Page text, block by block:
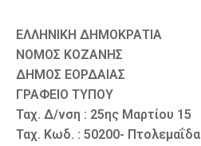
ΕΛΛΗΝΙΚΗ ΔΗΜΟΚΡΑΤΙΑ
ΝΟΜΟΣ ΚΟΖΑΝΗΣ
ΔΗΜΟΣ ΕΟΡΔΑΙΑΣ
ΓΡΑΦΕΙΟ ΤΥΠΟΥ
Ταχ. Δ/νση : 25ης Μαρτίου 15
Ταχ. Κωδ. : 50200- Πτολεμαΐδα